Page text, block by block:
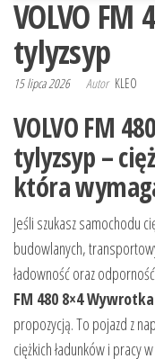
VOLVO
tylyzsyp
15 lipca 2026 Autor KLEO
VOLVO FM
tylyzsyp –
która
Jeśli szukasz samochodu
budowlanych,
ładowność oraz
FM 480 8×4
propozycją. To pojazd z
ciężkich ładunków i pracy